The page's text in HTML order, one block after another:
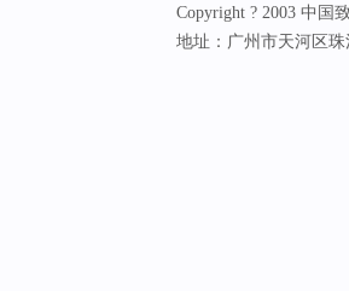
Copyright ? 2003 中国
地址：广州市天河区